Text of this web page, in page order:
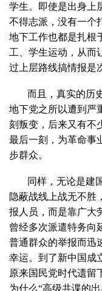
学生。即使是出身上
不得志派，没有一个
地下工作也都是扎根
工、学生运动，从而
过上层路线搞情报是
而且，真实的历
地下党之所以遭到严
刻叛变，后来又有不
最后一刻，为革命事
步群众。
同样，无论是建
隐蔽战线上战无不胜
报人员，而是靠广大
曾经多次派遣特务向
普通群众的举报而迅
幸运。到了新中国成
原来国民党时代遗留
为什么“高级共谍的